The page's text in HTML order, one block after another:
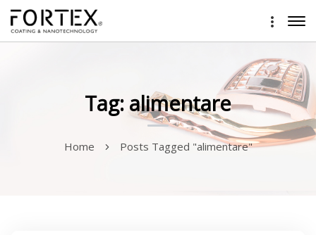
Tag: alimentare
Home Posts Tagged "alimentare"